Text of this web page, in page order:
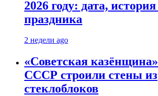
2026 году: дата,
праздника
2 недели ago
«Советская
СССР строили стены из
стеклоблоков